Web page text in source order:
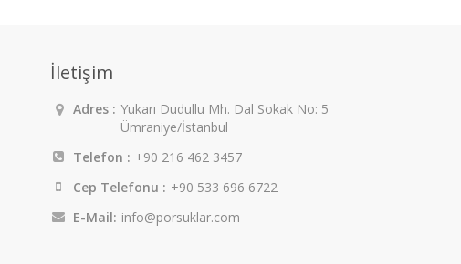
İletişim
Adres : Yukarı Dudullu Mh. Dal Sokak No: 5
Ümraniye/İstanbul
Telefon : +90 216 462 3457
Cep Telefonu : +90 533 696 6722
E-Mail: info@porsuklar.com